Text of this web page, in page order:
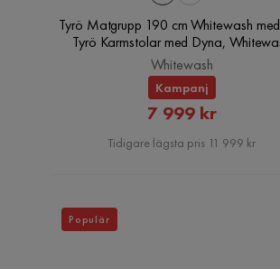
Tyrö Matgrupp 190 cm Whitewash
Tyrö Karmstolar med Dyna,
Whitewash
Kampanj
Rabatterat
Pris
7 999 kr
Tidigare lägsta pris 11 999 kr
Populär